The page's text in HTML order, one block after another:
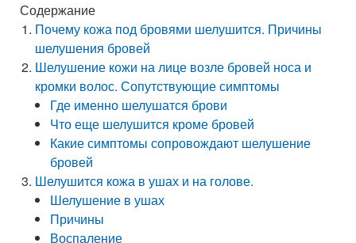
Содержание
Почему кожа под бровями шелушится. Причины
шелушения бровей
Шелушение кожи на лице возле бровей носа и
кромки волос. Сопутствующие симптомы
Где именно шелушатся брови
Что еще шелушится кроме бровей
Какие симптомы сопровождают шелушение
бровей
Шелушится кожа в ушах и на голове.
Шелушение в ушах
Причины
Воспаление